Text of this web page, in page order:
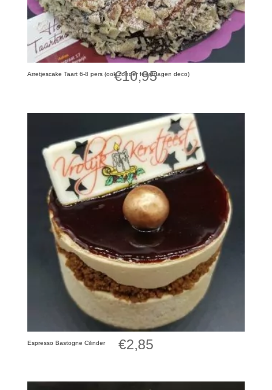
Arretjescake Taart 6-8 pers (ook zonder feestdagen deco)
€10,95
Espresso Bastogne Cilinder €2,85